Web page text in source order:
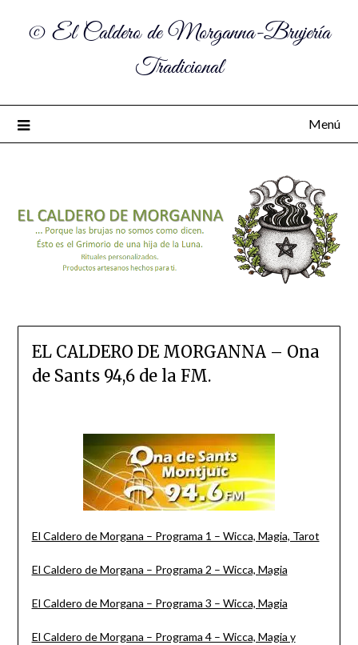
© El Caldero de Morganna-Brujería
Tradicional
Menú
EL CALDERO DE MORGANNA – Ona
de Sants 94,6 de la FM.
El Caldero de Morgana – Programa 1 – Wicca, Magia, Tarot
El Caldero de Morgana – Programa 2 – Wicca, Magia
El Caldero de Morgana – Programa 3 – Wicca, Magia
El Caldero de Morgana – Programa 4 – Wicca, Magia y